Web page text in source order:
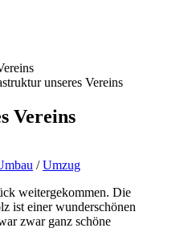
Vereins
/ Umzug
weitergekommen. Die
ist einer wunderschönen
zwar ganz schöne